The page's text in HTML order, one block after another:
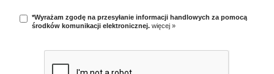
*Wyrażam zgodę na przesyłanie informacji handlowych za pomocą
środków komunikacji elektronicznej. więcej »